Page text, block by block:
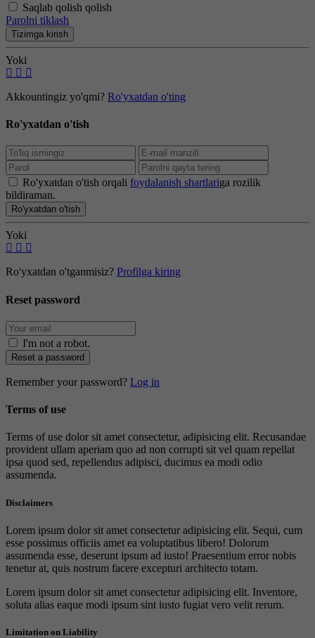
Saqlab qolish qolish
Parolni tiklash
Tizimga kirish
Yoki
Akkountingiz yo'qmi? Ro'yxatdan o'ting
Ro'yxatdan o'tish
Ro'yxatdan o'tish orqali foydalanish shartlariga rozilik
bildiraman.
Ro'yxatdan o'tish
Yoki
Ro'yxatdan o'tganmisiz? Profilga kiring
Reset password
I'm not a robot.
Reset a password
Remember your password? Log in
Terms of use
Terms of use dolor sit amet consectetur, adipisicing elit. Recusandae
provident ullam aperiam quo ad non corrupti sit vel quam repellat
ipsa quod sed, repellendus adipisci, ducimus ea modi odio
assumenda.
Disclaimers
Lorem ipsum dolor sit amet consectetur adipisicing elit. Sequi, cum
esse possimus officiis amet ea voluptatibus libero! Dolorum
assumenda esse, deserunt ipsum ad iusto! Praesentium error nobis
tenetur at, quis nostrum facere excepturi architecto totam.
Lorem ipsum dolor sit amet consectetur adipisicing elit. Inventore,
soluta alias eaque modi ipsum sint iusto fugiat vero velit rerum.
Limitation on Liability